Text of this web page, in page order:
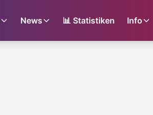
News 📊 Statistiken Info